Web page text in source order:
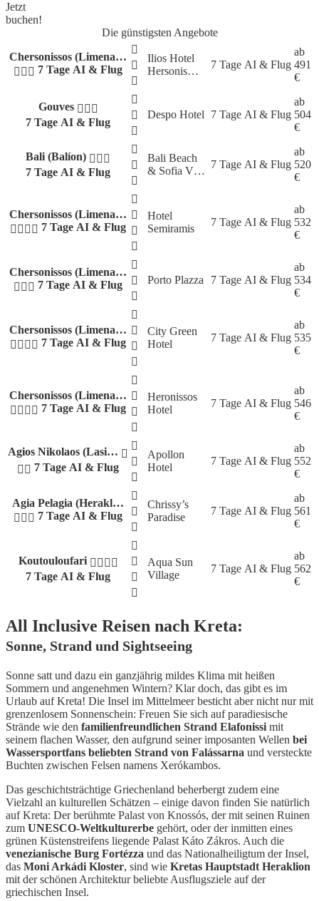
Jetzt
buchen!
Die günstigsten Angebote
Chersonissos (Limena…
7 Tage AI & Flug
Ilios Hotel
Hersonis…
7 Tage AI & Flug
ab
491
€
Gouves
7 Tage AI & Flug
Despo Hotel 7 Tage AI & Flug
ab
504
€
Bali (Balíon)
7 Tage AI & Flug
Bali Beach
& Sofia V…
7 Tage AI & Flug
ab
520
€
Chersonissos (Limena…
7 Tage AI & Flug
Hotel
Semiramis
7 Tage AI & Flug
ab
532
€
Chersonissos (Limena…
7 Tage AI & Flug
Porto Plazza 7 Tage AI & Flug
ab
534
€
Chersonissos (Limena…
7 Tage AI & Flug
City Green
Hotel
7 Tage AI & Flug
ab
535
€
Chersonissos (Limena…
7 Tage AI & Flug
Heronissos
Hotel
7 Tage AI & Flug
ab
546
€
Agios Nikolaos (Lasi…
7 Tage AI & Flug
Apollon
Hotel
7 Tage AI & Flug
ab
552
€
Agia Pelagia (Herakl…
7 Tage AI & Flug
Chrissy’s
Paradise
7 Tage AI & Flug
ab
561
€
Koutouloufari
7 Tage AI & Flug
Aqua Sun
Village
7 Tage AI & Flug
ab
562
€
All Inclusive Reisen nach Kreta:
Sonne, Strand und Sightseeing
Sonne satt und dazu ein ganzjährig mildes Klima mit heißen
Sommern und angenehmen Wintern? Klar doch, das gibt es im
Urlaub auf Kreta! Die Insel im Mittelmeer besticht aber nicht nur mit
grenzenlosem Sonnenschein: Freuen Sie sich auf paradiesische
Strände wie den familienfreundlichen Strand Elafonissi mit
seinem flachen Wasser, den aufgrund seiner imposanten Wellen bei
Wassersportfans beliebten Strand von Falássarna und versteckte
Buchten zwischen Felsen namens Xerókambos.
Das geschichtsträchtige Griechenland beherbergt zudem eine
Vielzahl an kulturellen Schätzen – einige davon finden Sie natürlich
auf Kreta: Der berühmte Palast von Knossós, der mit seinen Ruinen
zum UNESCO-Weltkulturerbe gehört, oder der inmitten eines
grünen Küstenstreifens liegende Palast Káto Zákros. Auch die
venezianische Burg Fortézza und das Nationalheiligtum der Insel,
das Moni Arkádi Kloster, sind wie Kretas Hauptstadt Heraklion
mit der schönen Architektur beliebte Ausflugsziele auf der
griechischen Insel.